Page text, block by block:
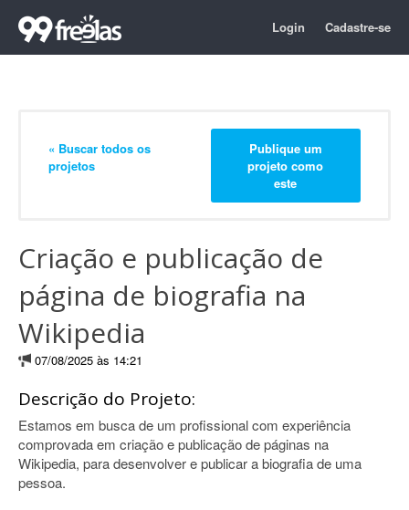
Login Cadastre-se
« Buscar todos os
projetos
Publique um
projeto como
este
Criação e publicação de
página de biografia na
Wikipedia
07/08/2025 às 14:21
Descrição do Projeto:
Estamos em busca de um profissional com experiência
comprovada em criação e publicação de páginas na
Wikipedia, para desenvolver e publicar a biografia de uma
pessoa.